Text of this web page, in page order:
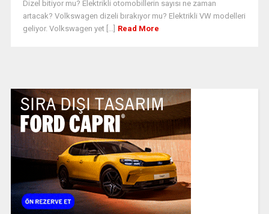
Dizel bitiyor mu? Elektrikli otomobillerin sayısı ne zaman
artacak? Volkswagen dizeli bırakıyor mu? Elektrikli VW modelleri
geliyor. Volkswagen yet [...] Read More